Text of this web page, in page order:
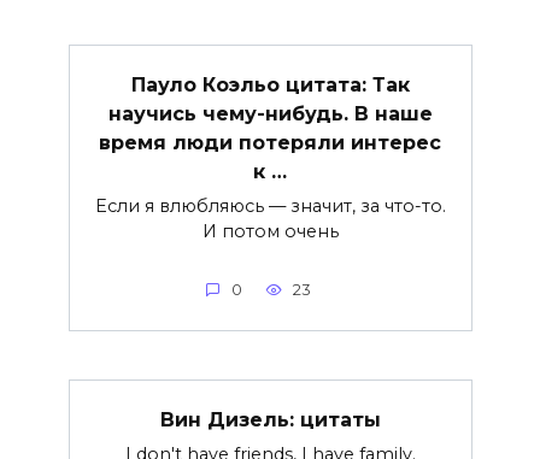
Пауло Коэльо цитата: Так
научись чему-нибудь. В наше
время люди потеряли интерес
к …
Если я влюбляюсь — значит, за что-то.
И потом очень
0 23
Вин Дизель: цитаты
I don't have friends, I have family.